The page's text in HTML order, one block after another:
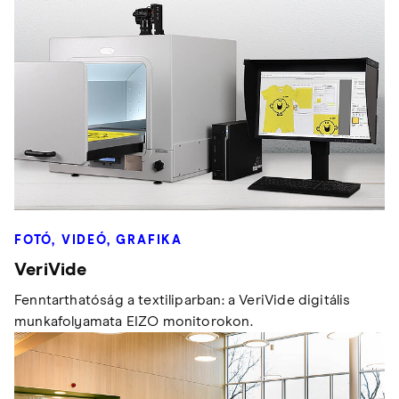
FOTÓ, VIDEÓ, GRAFIKA
VeriVide
Fenntarthatóság a textiliparban: a VeriVide digitális
munkafolyamata EIZO monitorokon.